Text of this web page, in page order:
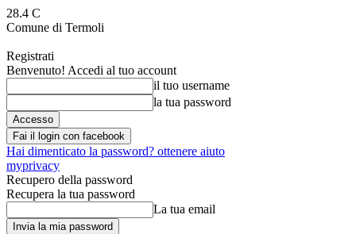
28.4 C
Comune di Termoli
Registrati
Benvenuto! Accedi al tuo account
il tuo username
la tua password
Fai il login con facebook
Hai dimenticato la password? ottenere aiuto
myprivacy
Recupero della password
Recupera la tua password
La tua email